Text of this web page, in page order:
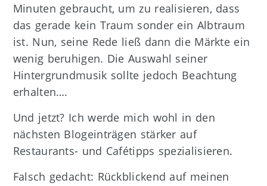
Minuten gebraucht, um zu realisieren, dass
das gerade kein Traum sonder ein Albtraum
ist. Nun, seine Rede ließ dann die Märkte ein
wenig beruhigen. Die Auswahl seiner
Hintergrundmusik sollte jedoch Beachtung
erhalten….
Und jetzt? Ich werde mich wohl in den
nächsten Blogeinträgen stärker auf
Restaurants- und Cafétipps spezialisieren.
Falsch gedacht: Rückblickend auf meinen